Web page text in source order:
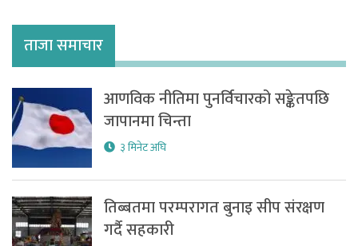
ताजा समाचार
आणविक नीतिमा पुनर्विचारको सङ्केतपछि
जापानमा चिन्ता
३ मिनेट अघि
तिब्बतमा परम्परागत बुनाइ सीप संरक्षण
गर्दै सहकारी